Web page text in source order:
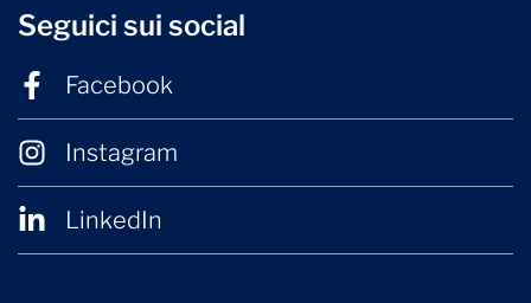
Seguici sui social
Facebook
Instagram
LinkedIn